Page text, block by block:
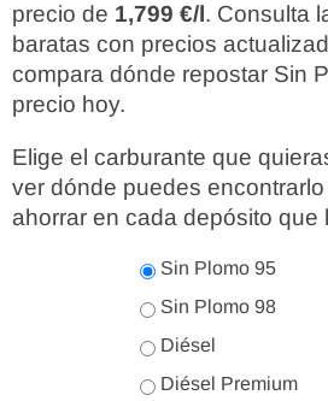
precio de 1,799 €/l. Consulta
baratas con precios
compara dónde repostar Sin
precio hoy.
Elige el carburante que
ver dónde puedes
ahorrar en cada depósito que
Sin Plomo 95
Sin Plomo 98
Diésel
Diésel Premium